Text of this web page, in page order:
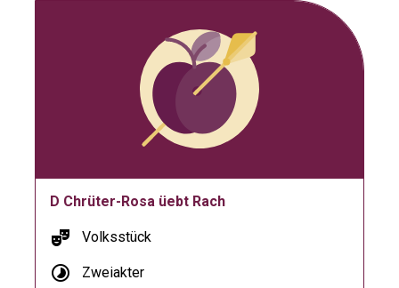
D Chrüter-Rosa üebt Rach
theater_comedy Volksstück
timelapse Zweiakter